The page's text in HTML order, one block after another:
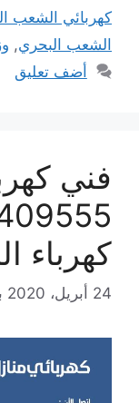
كهربائي الشعب
الشعب البحري,
أضف تعليق
فني
كهرباء
24 أبريل، 2020